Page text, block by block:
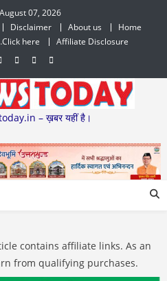
07, 2026
Disclaimer About us
Home
here
Affiliate Disclosure
– ख़बर यहीं है।
contains affiliate links. As an
from qualifying purchases.